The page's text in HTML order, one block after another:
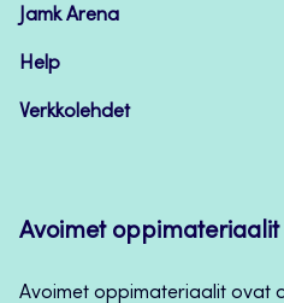
Jamk Arena
Help
Verkkolehdet
Avoimet oppimateriaalit
Avoimet oppimateriaalit ovat